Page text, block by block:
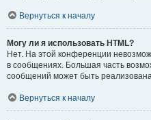
Вернуться к началу
Могу ли я использовать HTML?
Нет. На этой конференции
в сообщениях. Большая часть
сообщений может быть
Вернуться к началу